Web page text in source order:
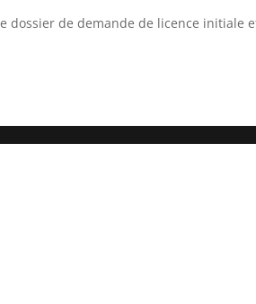
dossier de demande de licence initiale